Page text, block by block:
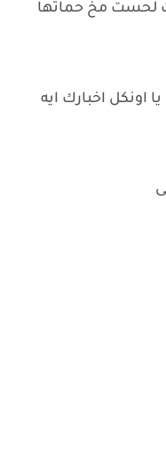
لحست مخ حماتها
اونكل اخبارك ايه